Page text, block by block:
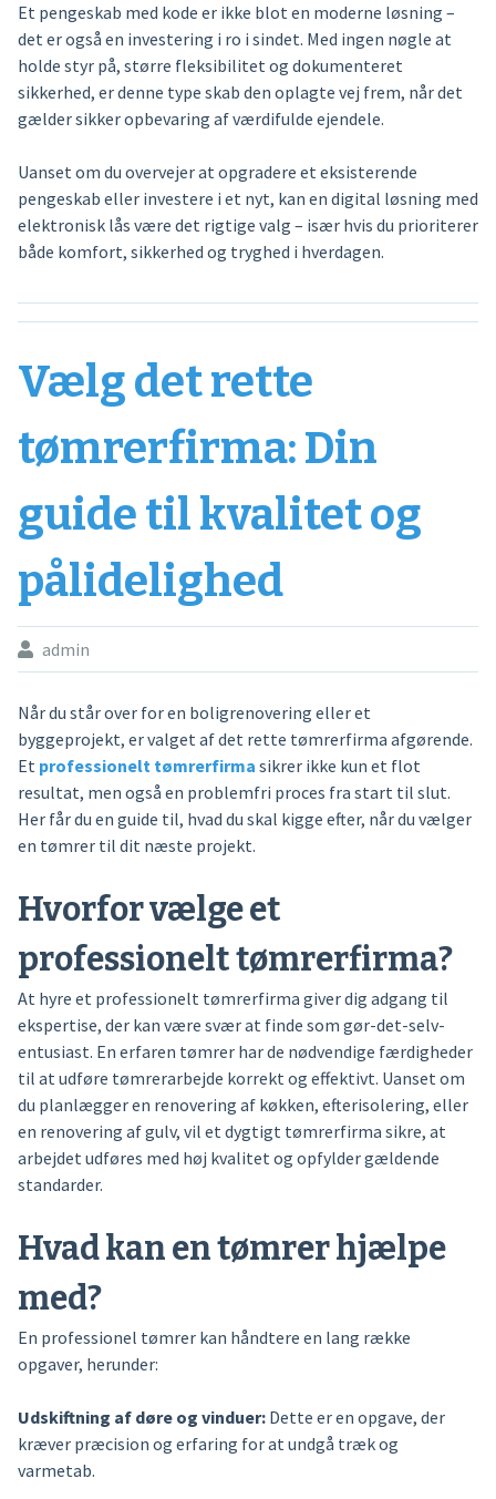
Et pengeskab med kode er ikke blot en moderne løsning –
det er også en investering i ro i sindet. Med ingen nøgle at
holde styr på, større fleksibilitet og dokumenteret
sikkerhed, er denne type skab den oplagte vej frem, når det
gælder sikker opbevaring af værdifulde ejendele.
Uanset om du overvejer at opgradere et eksisterende
pengeskab eller investere i et nyt, kan en digital løsning med
elektronisk lås være det rigtige valg – især hvis du prioriterer
både komfort, sikkerhed og tryghed i hverdagen.
Vælg det rette
tømrerfirma: Din
guide til kvalitet og
pålidelighed
admin
Når du står over for en boligrenovering eller et
byggeprojekt, er valget af det rette tømrerfirma afgørende.
Et professionelt tømrerfirma sikrer ikke kun et flot
resultat, men også en problemfri proces fra start til slut.
Her får du en guide til, hvad du skal kigge efter, når du vælger
en tømrer til dit næste projekt.
Hvorfor vælge et
professionelt tømrerfirma?
At hyre et professionelt tømrerfirma giver dig adgang til
ekspertise, der kan være svær at finde som gør-det-selv-
entusiast. En erfaren tømrer har de nødvendige færdigheder
til at udføre tømrerarbejde korrekt og effektivt. Uanset om
du planlægger en renovering af køkken, efterisolering, eller
en renovering af gulv, vil et dygtigt tømrerfirma sikre, at
arbejdet udføres med høj kvalitet og opfylder gældende
standarder.
Hvad kan en tømrer hjælpe
med?
En professionel tømrer kan håndtere en lang række
opgaver, herunder:
Udskiftning af døre og vinduer:Dette er en opgave, der
kræver præcision og erfaring for at undgå træk og
varmetab.